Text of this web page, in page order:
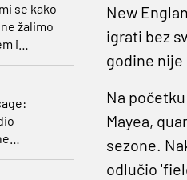
se kako
žalimo
i
New
igrati bez
godine
Na
Mayea,
sezone.
odlučio